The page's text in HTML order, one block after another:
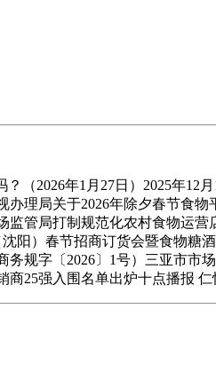
2026年1月27日）2025年12
办理局关于2026年除夕春节食
监管局打制规范化农村食物运
沈阳）春节招商订货会暨食物
务规字〔2026〕1号）三亚市市
商25强入围名单出炉十点播报